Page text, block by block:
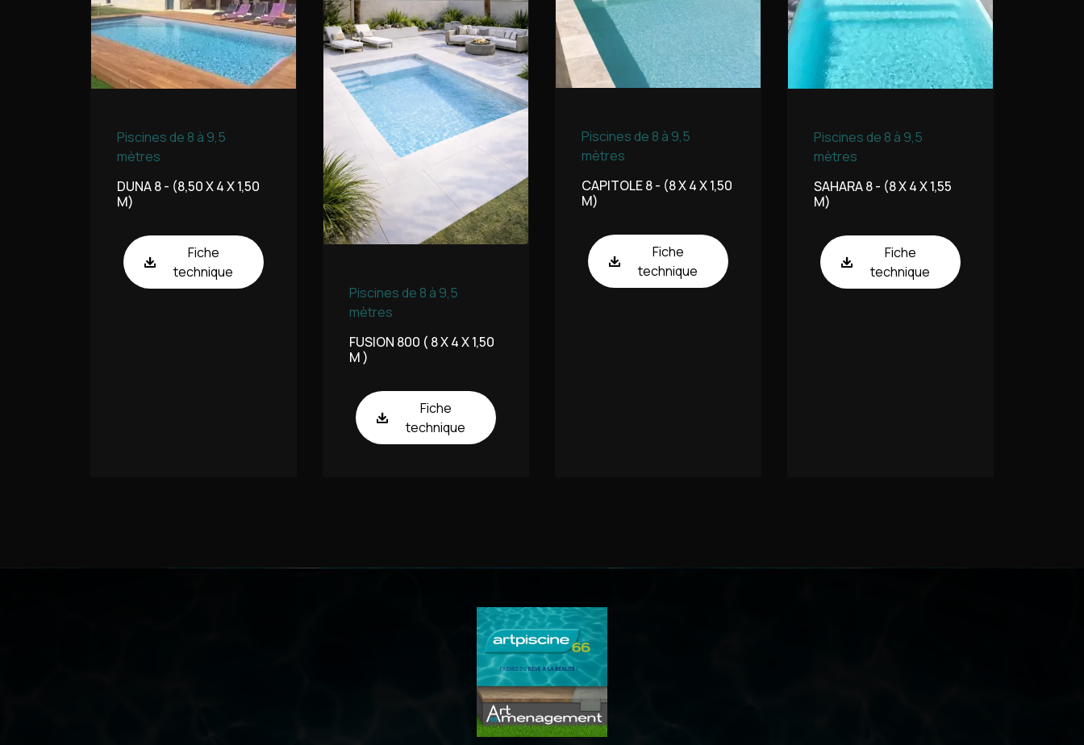
Piscines de 8 à 9,5
mètres
DUNA 8 - (8,50 X 4 X 1,50
M)
Fiche
technique
Piscines de 8 à 9,5
mètres
FUSION 800 ( 8 X 4 X 1,50
M )
Fiche
technique
Piscines de 8 à 9,5
mètres
CAPITOLE 8 - (8 X 4 X 1,50
M)
Fiche
technique
Piscines de 8 à 9,5
mètres
SAHARA 8 - (8 X 4 X 1,55
M)
Fiche
technique